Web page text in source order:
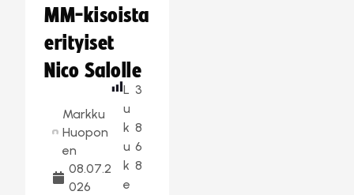
MM-kisoista
erityiset
Nico Salolle
Markku
Huopon
en
08.07.2
026
L
u
k
u
k
e
3
8
6
8